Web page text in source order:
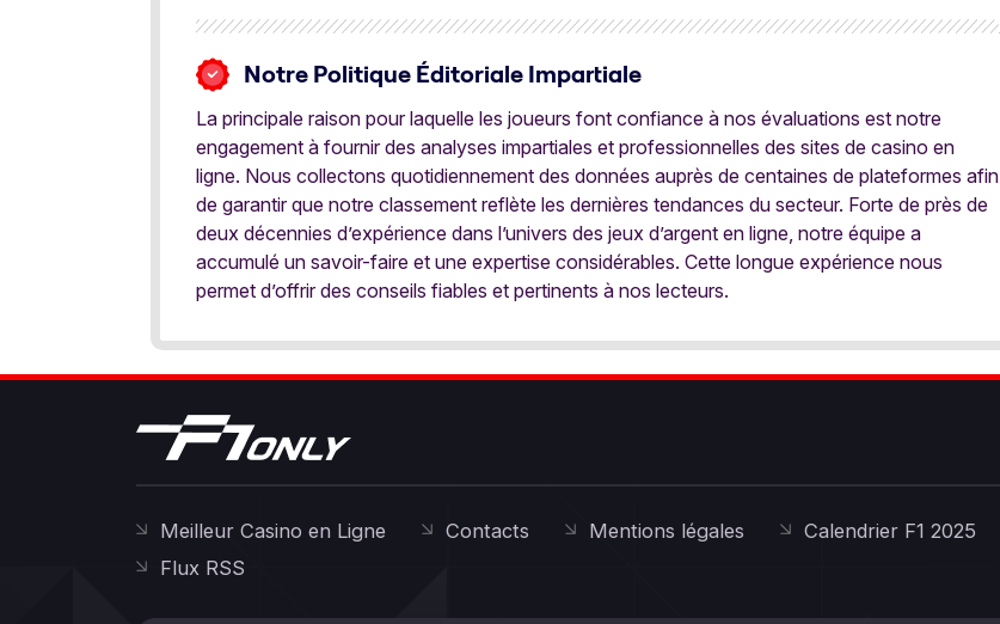
Notre Politique Éditoriale Impartiale
La principale raison pour laquelle les joueurs font confiance à nos évaluations est notre
engagement à fournir des analyses impartiales et professionnelles des sites de casino en
ligne. Nous collectons quotidiennement des données auprès de centaines de plateformes afin
de garantir que notre classement reflète les dernières tendances du secteur. Forte de près de
deux décennies d’expérience dans l’univers des jeux d’argent en ligne, notre équipe a
accumulé un savoir-faire et une expertise considérables. Cette longue expérience nous
permet d’offrir des conseils fiables et pertinents à nos lecteurs.
Meilleur Casino en Ligne Contacts Mentions légales Calendrier F1 2025
Flux RSS